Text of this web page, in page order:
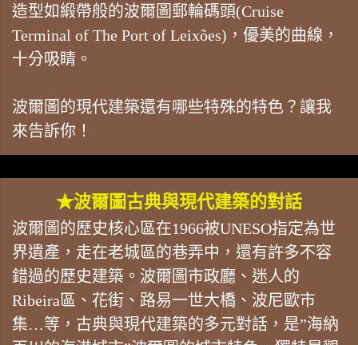
造型如緞帶般的波爾圖郵輪碼頭(Cruise
Terminal of The Port of Leixões)，優美的曲線，
十分吸睛。
波爾圖的現代建築還有哪些特殊的特色？讓我
來告訴你！
★波爾圖古典與現代建築的對話
波爾圖的歷史核心區在1966被UNESO指定為世
界遺產，走在老城區的巷弄中，還有許多不容
錯過的歷史建築。波爾圖市政廳、迷人的
Ribeira區、花街、路易一世大橋、波尼歐市
集…等，古典與現代建築的多元對話，是”海納